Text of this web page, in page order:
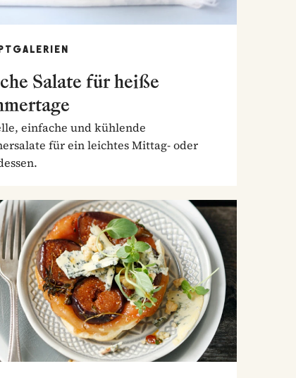
Salate für heiße
einfache und kühlende
für ein leichtes Mittag- oder